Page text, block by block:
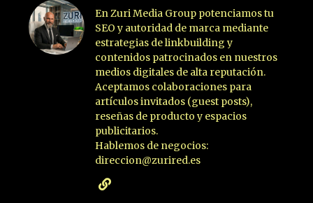
En Zuri Media Group potenciamos tu
SEO y autoridad de marca mediante
estrategias de linkbuilding y
contenidos patrocinados en nuestros
medios digitales de alta reputación.
Aceptamos colaboraciones para
artículos invitados (guest posts),
reseñas de producto y espacios
publicitarios.
Hablemos de negocios:
direccion@zurired.es